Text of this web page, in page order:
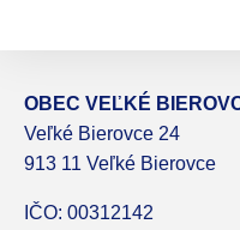
OBEC VEĽKÉ
Veľké Bierovce 24
913 11 Veľké Bierovce
IČO: 00312142